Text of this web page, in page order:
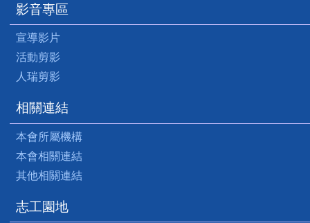
影音專區
宣導影片
活動剪影
人瑞剪影
相關連結
本會所屬機構
本會相關連結
其他相關連結
志工園地